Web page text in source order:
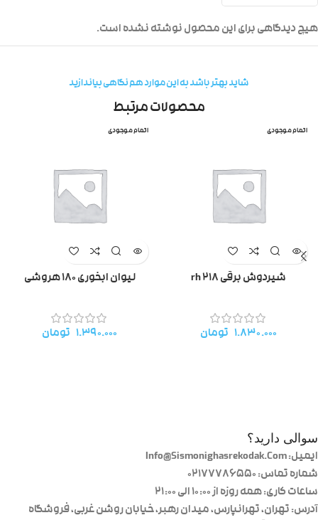
هیچ دیدگاهی برای این محصول نوشته نشده است.
شاید بهتر باشد به این موارد هم نگاهی بیاندازید
محصولات مرتبط
اتمام موجودی
شیردوش برقی rh 218
۱.۸۳۰.۰۰۰ تومان
اتمام موجودی
لیوان ابخوری ۱۸۰ هروشی
۱.۳۹۰.۰۰۰ تومان
سوالی دارید؟
ایمیل: Info@Sismonighasrekodak.Com
شماره تماس: 02177786550
ساعات کاری: همه روزه از ۱۰:۰۰ الی ۲۱:۰۰
آدرس: تهران، تهرانپارس، میدان رهبر، خیابان روشن غربی، فروشگاه